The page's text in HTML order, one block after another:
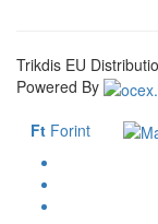
Trikdis EU
Powered By
Ft Forint